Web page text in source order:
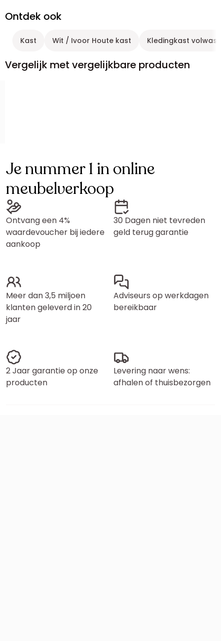
Ontdek ook
Kast Wit / Ivoor Houte kast Kledingkast
Vergelijk met vergelijkbare producten
Je nummer 1 in online
meubelverkoop
Ontvang een 4%
waardevoucher bij iedere
aankoop
30 Dagen niet tevreden
geld terug garantie
Meer dan 3,5 miljoen
klanten geleverd in 20
jaar
Adviseurs op werkdagen
bereikbaar
2 Jaar garantie op onze
producten
Levering naar wens:
afhalen of thuisbezorgen